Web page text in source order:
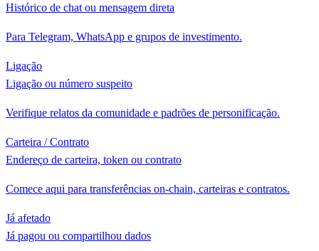
Histórico de chat ou mensagem direta
Para Telegram, WhatsApp e grupos de investimento.
Ligação
Ligação ou número suspeito
Verifique relatos da comunidade e padrões de personificação.
Carteira / Contrato
Endereço de carteira, token ou contrato
Comece aqui para transferências on-chain, carteiras e contratos.
Já afetado
Já pagou ou compartilhou dados